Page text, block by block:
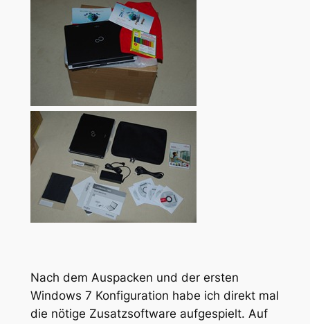
Nach dem Auspacken und der ersten
Windows 7 Konfiguration habe ich direkt mal
die nötige Zusatzsoftware aufgespielt. Auf